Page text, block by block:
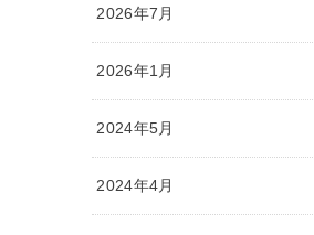
2026年7月
2026年1月
2024年5月
2024年4月